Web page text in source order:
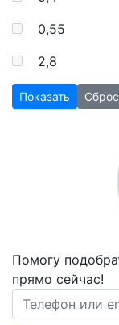
0,55
2,8
Показать
Помогу
прямо сейчас!
Ваш телефон *